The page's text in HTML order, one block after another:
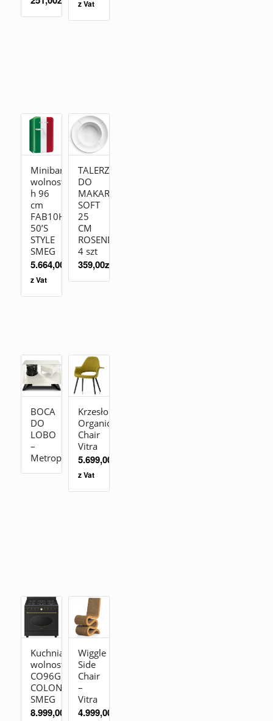
z Vat
Minibar
wolnostojąca
h 96
cm
FAB10HRDIT2
50’S
STYLE
SMEG
5.664,00
z Vat
TALERZ
DO
MAKARONU
SOFT
25
CM
ROSENDAHL
4 szt
359,00zł
BOCA
DO
LOBO
–
Metropolitan
Krzesło
Organic
Chair
Vitra
5.699,00
z Vat
Kuchnia
wolnostojąca
CO96GMA9
COLONIALE
SMEG
8.999,00
Wiggle
Side
Chair
–
Vitra
4.999,00